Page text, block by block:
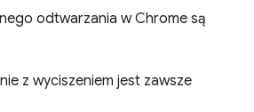
odtwarzania w Chrome są
z wyciszeniem jest zawsze